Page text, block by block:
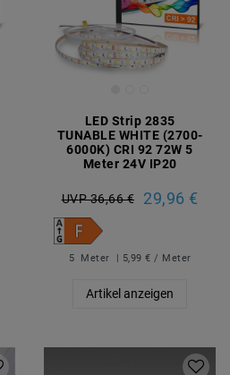
LED Strip 2835
TUNABLE WHITE (2700-
6000K) CRI 92 72W 5
Meter 24V IP20
UVP 36,66 € 29,96 €
5 Meter | 5,99 € / Meter
Artikel anzeigen